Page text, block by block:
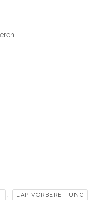
, LAP VORBEREITUNG